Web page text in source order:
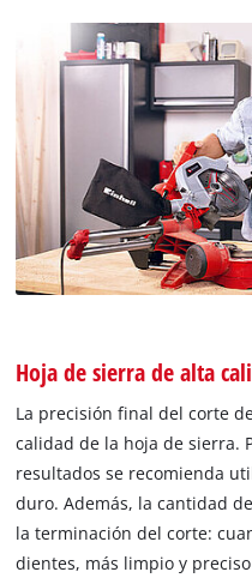
Hoja de sierra de alta
La precisión final del corte
calidad de la hoja de sierra.
resultados se recomienda
duro. Además, la cantidad
la terminación del corte:
dientes, más limpio y